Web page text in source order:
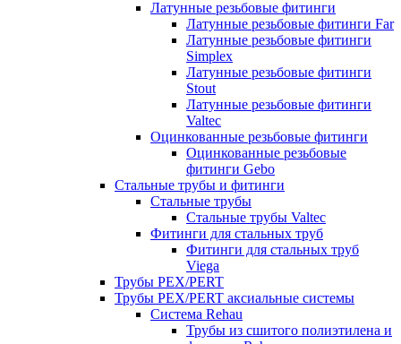
Латунные резьбовые фитинги
Латунные резьбовые фитинги Far
Латунные резьбовые фитинги
Simplex
Латунные резьбовые фитинги
Stout
Латунные резьбовые фитинги
Valtec
Оцинкованные резьбовые фитинги
Оцинкованные резьбовые
фитинги Gebo
Стальные трубы и фитинги
Стальные трубы
Стальные трубы Valtec
Фитинги для стальных труб
Фитинги для стальных труб
Viega
Трубы PEX/PERT
Трубы PEX/PERT аксиальные системы
Система Rehau
Трубы из сшитого полиэтилена и